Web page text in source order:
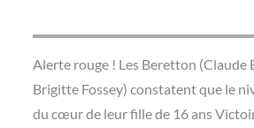
Alerte rouge ! Les Beretton (Claude
Brigitte Fossey) constatent que le
du cœur de leur fille de 16 ans